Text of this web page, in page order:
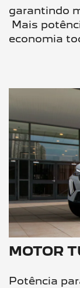
garantindo
Mais
economia
MOTOR
Potência